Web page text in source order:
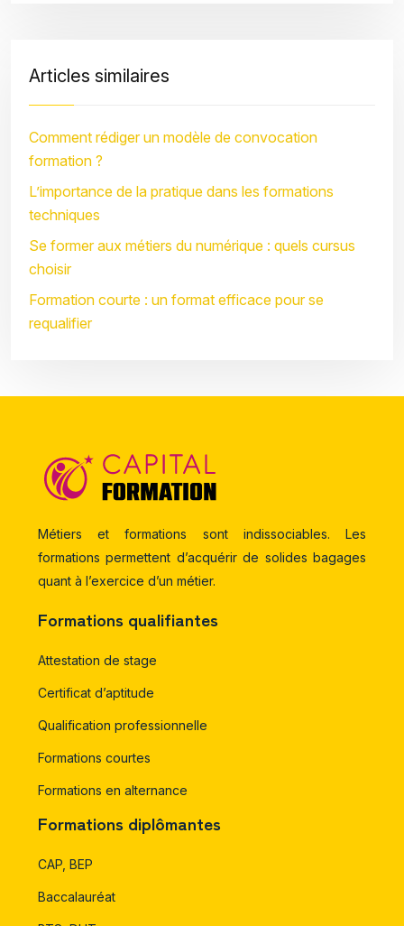
Articles similaires
Comment rédiger un modèle de convocation
formation ?
L’importance de la pratique dans les formations
techniques
Se former aux métiers du numérique : quels cursus
choisir
Formation courte : un format efficace pour se
requalifier
Métiers et formations sont indissociables. Les
formations permettent d’acquérir de solides bagages
quant à l’exercice d’un métier.
Formations qualifiantes
Attestation de stage
Certificat d’aptitude
Qualification professionnelle
Formations courtes
Formations en alternance
Formations diplômantes
CAP, BEP
Baccalauréat